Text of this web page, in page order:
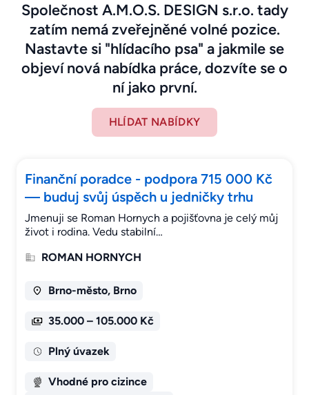
Společnost A.M.O.S. DESIGN s.r.o. tady
zatím nemá zveřejněné volné pozice.
Nastavte si "hlídacího psa" a jakmile se
objeví nová nabídka práce, dozvíte se o
ní jako první.
HLÍDAT NABÍDKY
Finanční poradce - podpora 715 000 Kč
— buduj svůj úspěch u jedničky trhu
Jmenuji se Roman Hornych a pojišťovna je celý můj
život i rodina. Vedu stabilní…
ROMAN HORNYCH
Brno-město, Brno
35.000 – 105.000 Kč
Plný úvazek
Vhodné pro cizince